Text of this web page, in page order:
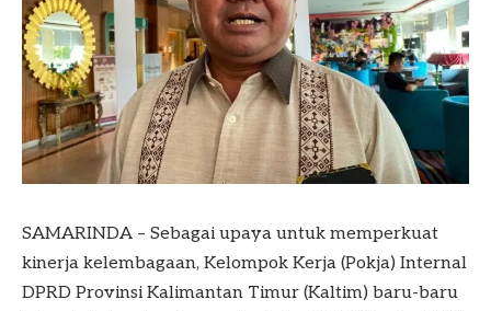
SAMARINDA – Sebagai upaya untuk memperkuat
kinerja kelembagaan, Kelompok Kerja (Pokja) Internal
DPRD Provinsi Kalimantan Timur (Kaltim) baru-baru